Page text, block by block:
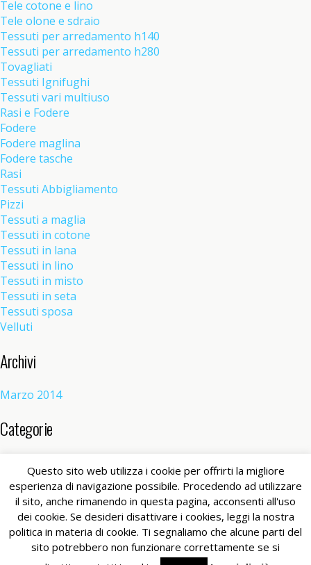
Tele cotone e lino
Tele olone e sdraio
Tessuti per arredamento h140
Tessuti per arredamento h280
Tovagliati
Tessuti Ignifughi
Tessuti vari multiuso
Rasi e Fodere
Fodere
Fodere maglina
Fodere tasche
Rasi
Tessuti Abbigliamento
Pizzi
Tessuti a maglia
Tessuti in cotone
Tessuti in lana
Tessuti in lino
Tessuti in misto
Tessuti in seta
Tessuti sposa
Velluti
Archivi
Marzo 2014
Categorie
Torna su
Dispositivo Portatile Pc Desktop
Questo sito web utilizza i cookie per offrirti la migliore
esperienza di navigazione possibile. Procedendo ad utilizzare
il sito, anche rimanendo in questa pagina, acconsenti all'uso
dei cookie. Se desideri disattivare i cookies, leggi la nostra
politica in materia di cookie. Ti segnaliamo che alcune parti del
sito potrebbero non funzionare correttamente se si